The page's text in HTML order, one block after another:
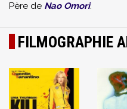
Père de Nao Omori.
FILMOGRAPHIE